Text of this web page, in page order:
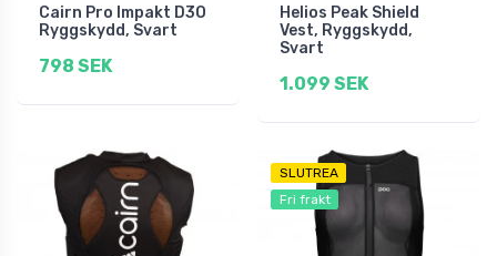
Cairn Pro Impakt D3O
Ryggskydd, Svart
798 SEK
Helios Peak Shield
Vest, Ryggskydd,
Svart
1.099 SEK
SLUTREA
Fri frakt